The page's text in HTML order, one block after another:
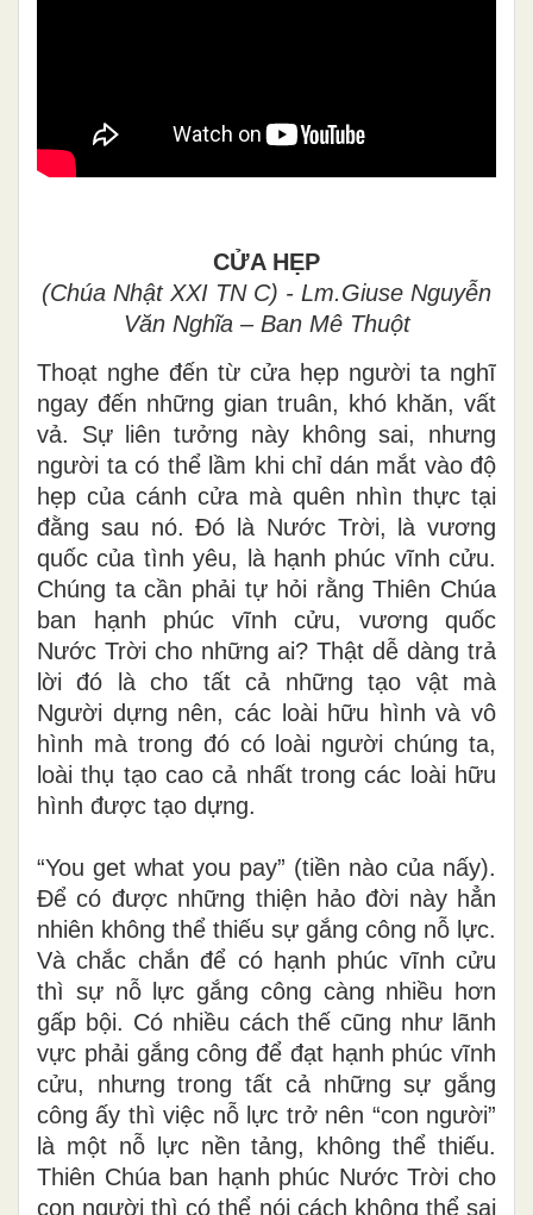
CỬA HẸP
(Chúa Nhật XXI TN C) - Lm.Giuse Nguyễn
Văn Nghĩa – Ban Mê Thuột
Thoạt nghe đến từ cửa hẹp người ta nghĩ
ngay đến những gian truân, khó khăn, vất
vả. Sự liên tưởng này không sai, nhưng
người ta có thể lầm khi chỉ dán mắt vào độ
hẹp của cánh cửa mà quên nhìn thực tại
đằng sau nó. Đó là Nước Trời, là vương
quốc của tình yêu, là hạnh phúc vĩnh cửu.
Chúng ta cần phải tự hỏi rằng Thiên Chúa
ban hạnh phúc vĩnh cửu, vương quốc
Nước Trời cho những ai? Thật dễ dàng trả
lời đó là cho tất cả những tạo vật mà
Người dựng nên, các loài hữu hình và vô
hình mà trong đó có loài người chúng ta,
loài thụ tạo cao cả nhất trong các loài hữu
hình được tạo dựng.
“You get what you pay” (tiền nào của nấy).
Để có được những thiện hảo đời này hẳn
nhiên không thể thiếu sự gắng công nỗ lực.
Và chắc chắn để có hạnh phúc vĩnh cửu
thì sự nỗ lực gắng công càng nhiều hơn
gấp bội. Có nhiều cách thế cũng như lãnh
vực phải gắng công để đạt hạnh phúc vĩnh
cửu, nhưng trong tất cả những sự gắng
công ấy thì việc nỗ lực trở nên “con người”
là một nỗ lực nền tảng, không thể thiếu.
Thiên Chúa ban hạnh phúc Nước Trời cho
con người thì có thể nói cách không thể sai